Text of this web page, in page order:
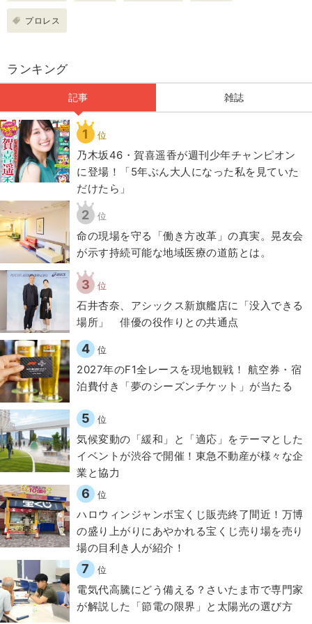
プロレス
ランキング
記事 雑誌
1 位
乃木坂46・賀喜遥香が週刊少年チャンピオン
に登場！「5年ぶん大人になった私を見ていた
だけたら」
2 位
​命の現場を守る「働き方改革」の真実。晃友会
が示す持続可能な地域医療の道筋とは。
3 位
石井杏奈、アシックス新旗艦店に「没入できる
場所」 俳優の役作りとの共通点
4 位
2027年のF1全レースを現地観戦！ 航空券・宿
泊費付き「夢のシーズンチケット」が当たる
5 位
気候変動の「緩和」と「適応」をテーマとした
イベントが渋谷で開催！東急不動産が様々な企
業と協力
6 位
ハロウィンジャンボ宝くじ販売終了間近！万博
の盛り上がりにあやかれる宝くじ売り場を売り
場の目利き人が紹介！
7 位
電気代高騰にどう備える？さいたま市で専門家
が解説した「節電の限界」と太陽光の選び方